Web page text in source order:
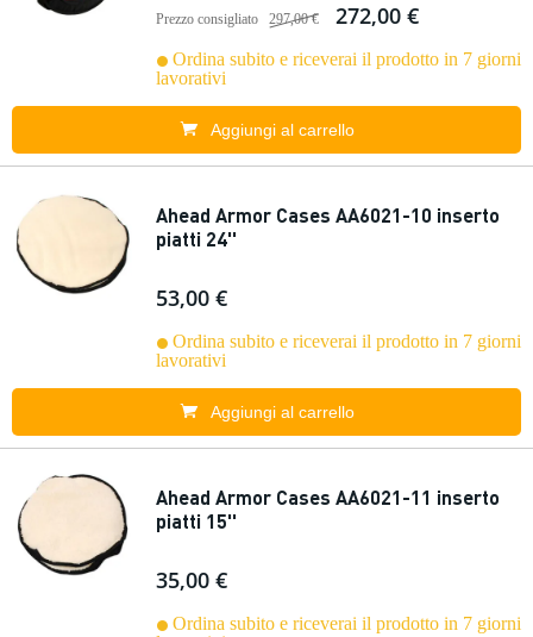
Prezzo consigliato 297,00 € 272,00 €
Ordina subito e riceverai il prodotto in 7 giorni
lavorativi
Aggiungi al carrello
Ahead Armor Cases AA6021-10 inserto
piatti 24''
53,00 €
Ordina subito e riceverai il prodotto in 7 giorni
lavorativi
Aggiungi al carrello
Ahead Armor Cases AA6021-11 inserto
piatti 15''
35,00 €
Ordina subito e riceverai il prodotto in 7 giorni